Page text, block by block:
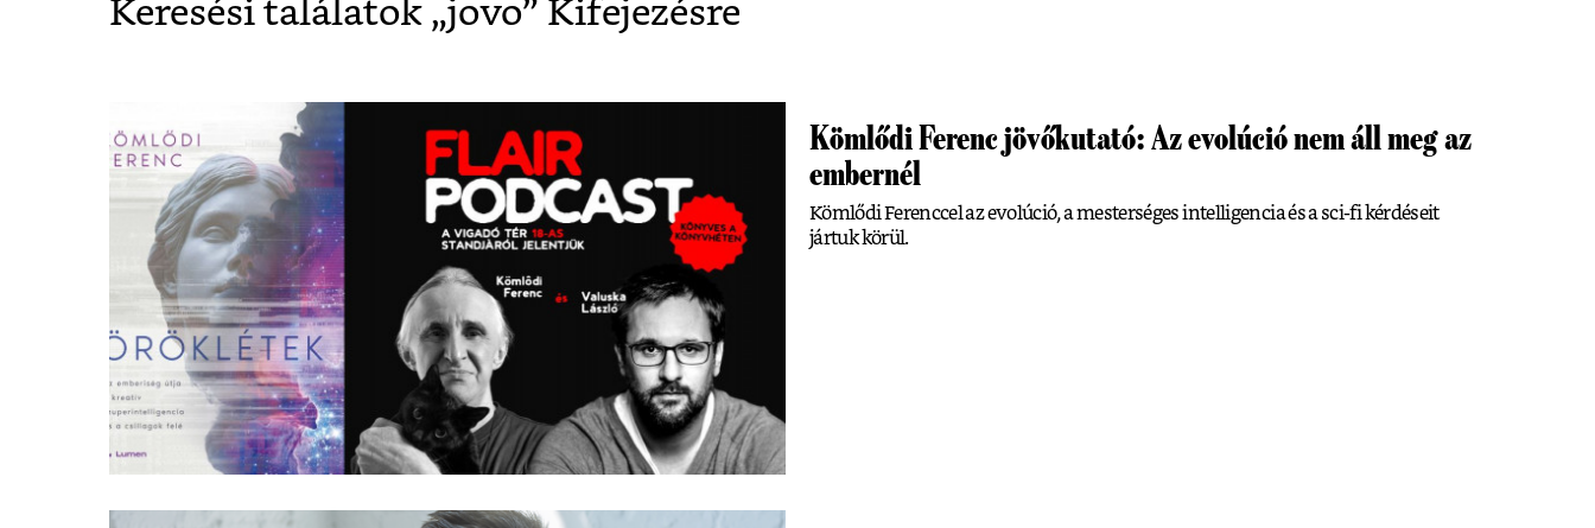
Keresési találatok „jovo” Kifejezésre
Kömlődi Ferenc jövőkutató: Az evolúció nem áll meg az
embernél
Kömlődi Ferenccel az evolúció, a mesterséges intelligencia és a sci-fi kérdéseit
jártuk körül.